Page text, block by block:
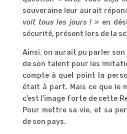
souveraine leur aurait
voit tous les jours ! » en
sécurité, présent lors de la
Ainsi, on aurait pu parler son
de son talent pour les
compte à quel point la
était à part. Mais ce que le
c’est l’image forte de cette
Pour mettre sa vie, et sa
de son pays.